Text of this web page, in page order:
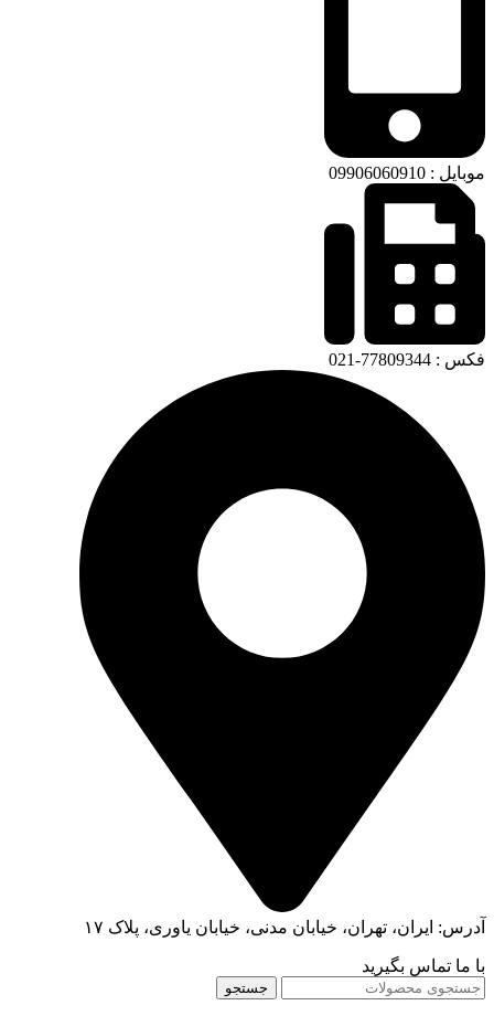
موبایل : 09906060910
فکس : 77809344-021
آدرس: ایران، تهران، خیابان مدنی، خیابان یاوری، پلاک ۱۷
با ما تماس بگیرید
جستجو